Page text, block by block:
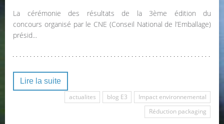
La cérémonie des résultats de la 3ème édition du
concours organisé par le CNE (Conseil National de l’Emballage)
présid...
Lire la suite
actualites
blog E3
Impact environnemental
Réduction packaging